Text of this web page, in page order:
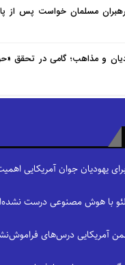
مسلمان خواست پس از
و مذاهب؛ گامی در تحقق
یهودیان جوان آمریکایی
با هوش مصنوعی درست
آمریکایی درس‌های